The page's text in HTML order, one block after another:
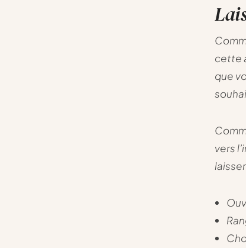
cette
que
vers